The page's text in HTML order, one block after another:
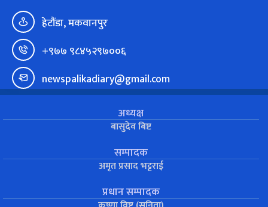
हेटौंडा, मकवानपुर
+९७७ ९८४५२९७००६
newspalikadiary@gmail.com
अध्यक्ष
बासुदेव बिष्ट
सम्पादक
अमृत प्रसाद भट्टराई
प्रधान सम्पादक